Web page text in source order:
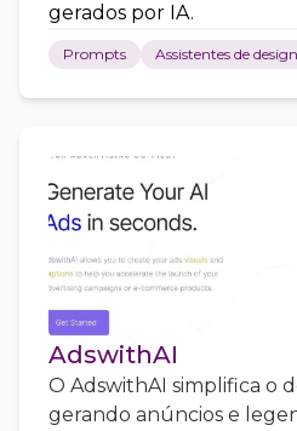
gerados por IA.
Prompts Assistentes de design
AdswithAI
O AdswithAI simplifica o
gerando anúncios e